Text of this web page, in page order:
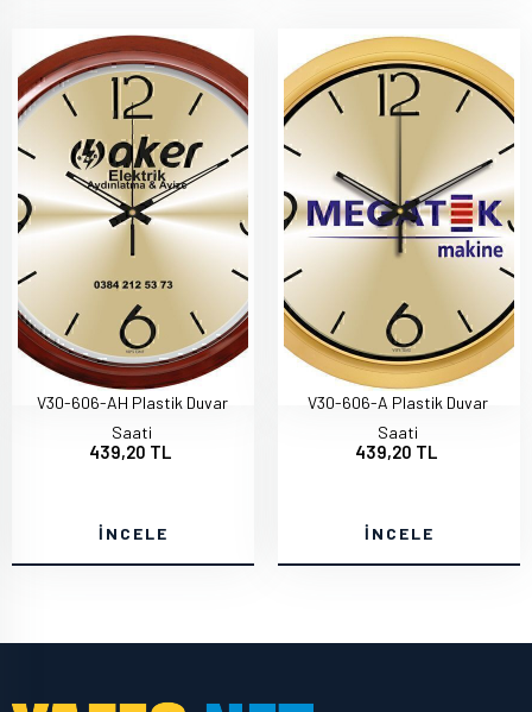
V30-606-AH Plastik Duvar
Saati
439,20 TL
İNCELE
V30-606-A Plastik Duvar
Saati
439,20 TL
İNCELE